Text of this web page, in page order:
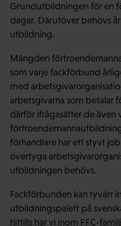
Grundutbildningen för en
dagar. Därutöver behövs
utbildning.
Mängden
som varje fackförbund
med
arbetsgivarna som betalar
därför ifrågasätter de även
förhandlare har ett styvt
övertyga
utbildningen behövs.
Fackförbunden kan tyvärr
utbildningspalett på
hittills har vi inom FFC-